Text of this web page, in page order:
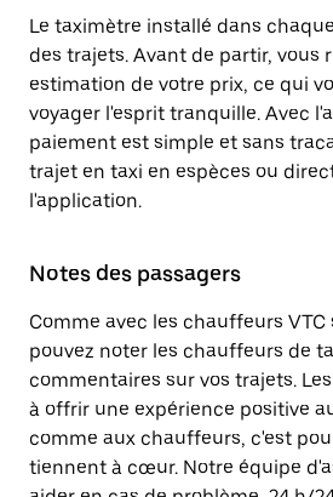
Le taximètre installé dans
des trajets. Avant de partir, vous
estimation de votre prix, ce qui
voyager l'esprit tranquille. Avec
paiement est simple et sans
trajet en taxi en espèces ou
l'application.
Notes des passagers
Comme avec les chauffeurs VTC
pouvez noter les chauffeurs de
commentaires sur vos trajets.
à offrir une expérience positive
comme aux chauffeurs, c'est
tiennent à cœur. Notre équipe